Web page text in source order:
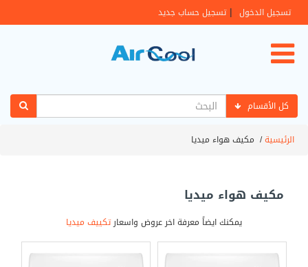
تسجيل الدخول | تسجيل حساب جديد
كل الأقسام
الرئيسية/ مكيف هواء ميديا
مكيف هواء ميديا
يمكنك ايضاً معرفة اخر عروض واسعارتكييف ميديا